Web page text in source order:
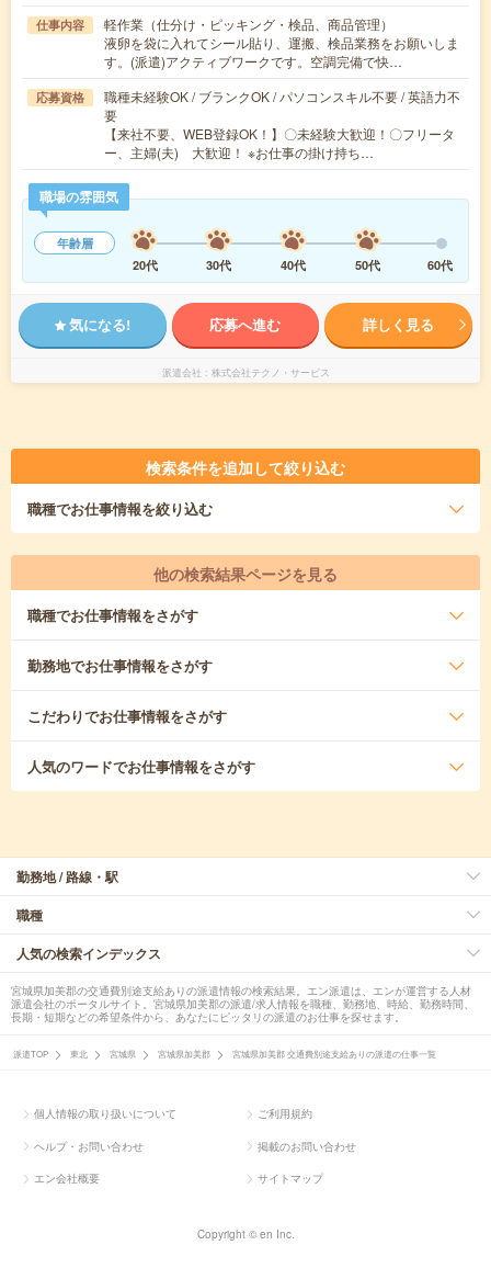
仕事内容
軽作業（仕分け・ピッキング・検品、商品管理）
液卵を袋に入れてシール貼り、運搬、検品業務をお願いしま
す。(派遣)アクティブワークです。空調完備で快…
応募資格
職種未経験OK / ブランクOK / パソコンスキル不要 / 英語力不
要
【来社不要、WEB登録OK！】〇未経験大歓迎！〇フリータ
ー、主婦(夫) 大歓迎！ ※お仕事の掛け持ち…
職場の雰囲気
年齢層
20代
30代 40代 50代 60代
気になる! 応募へ進む 詳しく見る
派遣会社 株式会社テクノ・サービス
検索条件を追加して絞り込む
職種でお仕事情報を絞り込む
他の検索結果ページを見る
職種でお仕事情報をさがす
勤務地でお仕事情報をさがす
こだわりでお仕事情報をさがす
人気のワードでお仕事情報をさがす
勤務地 / 路線・駅
職種
人気の検索インデックス
宮城県加美郡の交通費別途支給ありの派遣情報の検索結果。エン派遣は、エンが運営する人材
派遣会社のポータルサイト。宮城県加美郡の派遣/求人情報を職種、勤務地、時給、勤務時間、
長期・短期などの希望条件から、あなたにピッタリの派遣のお仕事を探せます。
派遣TOP 東北 宮城県 宮城県加美郡 宮城県加美郡 交通費別途支給ありの派遣の仕事一覧
個人情報の取り扱いについて ご利用規約
ヘルプ・お問い合わせ 掲載のお問い合わせ
エン会社概要 サイトマップ
Copyright © en Inc.